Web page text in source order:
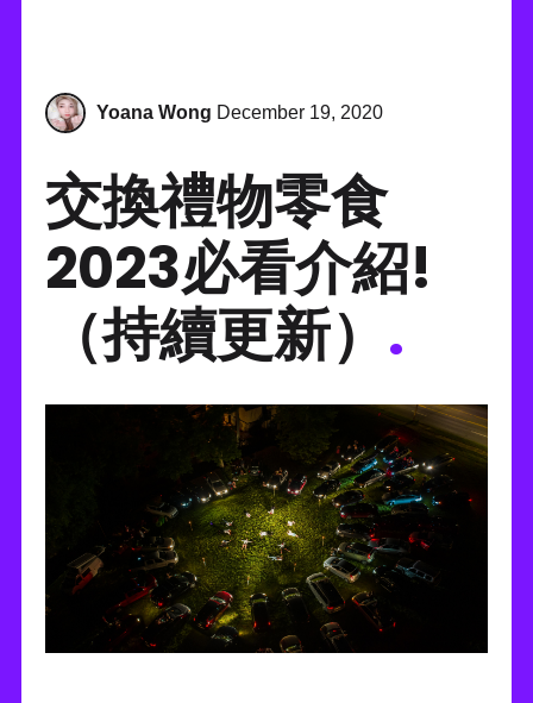
Yoana Wong December 19, 2020
交換禮物零食
2023必看介紹!
（持續更新） .